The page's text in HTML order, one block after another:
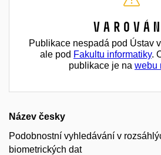
Publikace nespadá pod Ústav
ale pod Fakultu informatiky.
publikace je na webu
Název česky
Podobnostní vyhledávání v
biometrických dat